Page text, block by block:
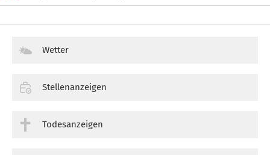
Wetter
Stellenanzeigen
Todesanzeigen